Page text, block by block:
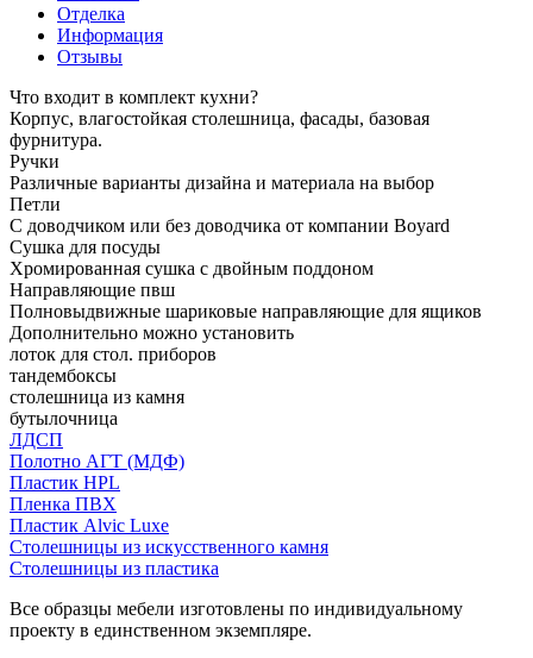
Отделка
Информация
Отзывы
Что входит в комплект кухни?
Корпус, влагостойкая столешница, фасады, базовая
фурнитура.
Ручки
Различные варианты дизайна и материала на выбор
Петли
С доводчиком или без доводчика от компании Boyard
Сушка для посуды
Хромированная сушка с двойным поддоном
Направляющие пвш
Полновыдвижные шариковые направляющие для ящиков
Дополнительно можно установить
лоток для стол. приборов
тандембоксы
столешница из камня
бутылочница
ЛДСП
Полотно АГТ (МДФ)
Пластик HPL
Пленка ПВХ
Пластик Alvic Luxe
Столешницы из искусственного камня
Столешницы из пластика
Все образцы мебели изготовлены по индивидуальному
проекту в единственном экземпляре.